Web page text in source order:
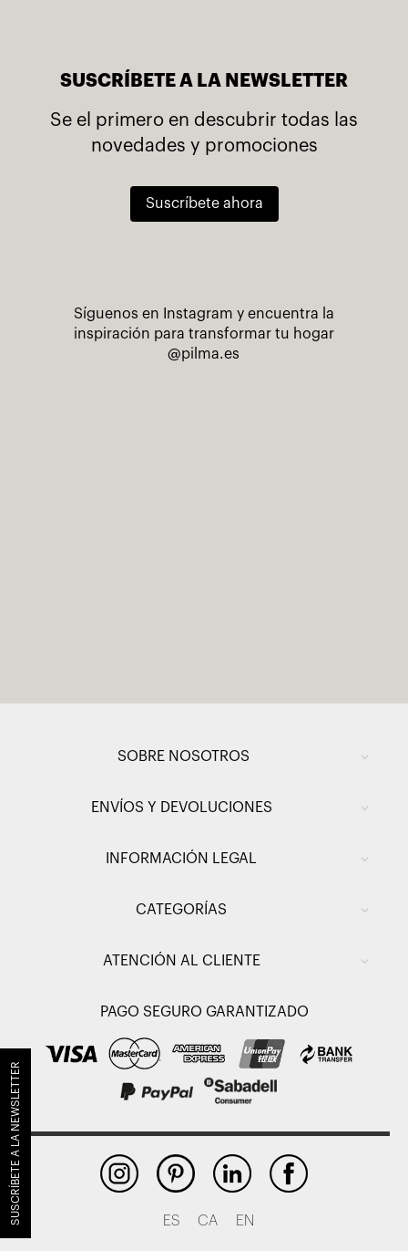
SUSCRÍBETE A LA NEWSLETTER
Se el primero en descubrir todas las
novedades y promociones
Suscríbete ahora
Síguenos en Instagram y encuentra la
inspiración para transformar tu hogar
@pilma.es
SOBRE NOSOTROS
ENVÍOS Y DEVOLUCIONES
INFORMACIÓN LEGAL
CATEGORÍAS
ATENCIÓN AL CLIENTE
PAGO SEGURO GARANTIZADO
SUSCRÍBETE A LA NEWSLETTER ES CA EN